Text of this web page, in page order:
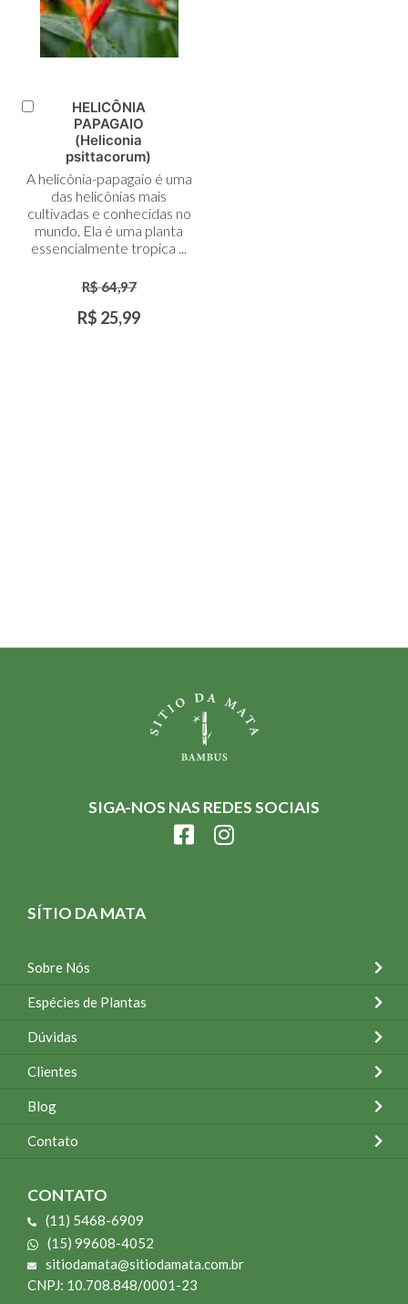
Adicionar
Carrinho
HELICÔNIA
PAPAGAIO
(Heliconia
psittacorum)
A helicônia-papagaio é uma
das helicônias mais
cultivadas e conhecidas no
mundo. Ela é uma planta
essencialmente tropica ...
R$ 64,97
R$ 25,99
SIGA-NOS NAS REDES SOCIAIS
SÍTIO DA MATA
Sobre Nós
Espécies de Plantas
Dúvidas
Clientes
Blog
Contato
CONTATO
(11) 5468-6909
(15) 99608-4052
sitiodamata@sitiodamata.com.br
CNPJ: 10.708.848/0001-23